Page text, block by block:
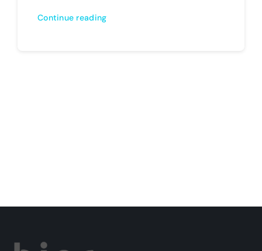
Continue reading